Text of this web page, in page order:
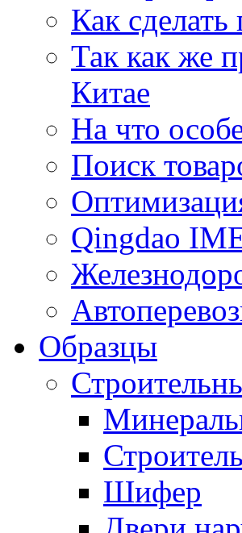
Как
Так как же
Китае
На что
Поиск
Qingdao
Образцы
Шифер